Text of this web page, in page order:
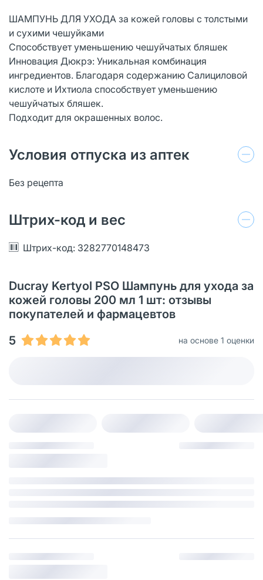
ШАМПУНЬ ДЛЯ УХОДА за кожей головы с толстыми
и сухими чешуйками
Cпособствует уменьшению чешуйчатых бляшек
Инновация Дюкрэ: Уникальная комбинация
ингредиентов. Благодаря содержанию Салициловой
кислоте и Ихтиола способствует уменьшению
чешуйчатых бляшек.
Подходит для окрашенных волос.
Условия отпуска из аптек
Без рецепта
Штрих-код и вес
Штрих-код: 3282770148473
Ducray Kertyol PSO Шампунь для ухода за
кожей головы 200 мл 1 шт: отзывы
покупателей и фармацевтов
5
на основе 1 оценки